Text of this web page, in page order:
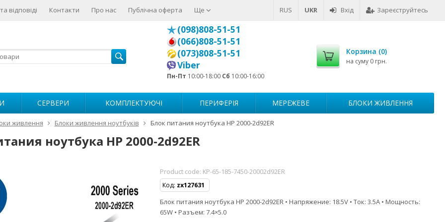
RUS UKR Вхід Зареєструйтесь
відповіді Контакти Про нас Публічна оферта Ще
(098)808-51-51
(066)808-51-51
(073)808-51-51
Viber
Пн-Пт 10:00-18:00 Сб 10:00-16:00
Корзина (0)
на суму 0 грн.
СЕРВЕРИ КОМПЛЕКТУЮЧІ ПЕРИФЕРІЯ МЕРЕЖЕВЕ БЛОКИ ЖИВЛЕННЯ
живлення Блоки живлення ноутбуків Блок питания ноутбука HP 2000-2d92ER
ноутбука HP 2000-2d92ER
Product code: KP-65-185-7450-20002d92ER
Код: zx127631
Блок питания ноутбука HP 2000-2d92ER • Напряжение: 18.5V • Ток: 3.5A • Мощность:
65W • Разъем: 7.4×5.0